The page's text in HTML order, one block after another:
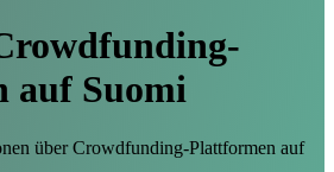
auf Suomi
über Crowdfunding-Plattformen auf